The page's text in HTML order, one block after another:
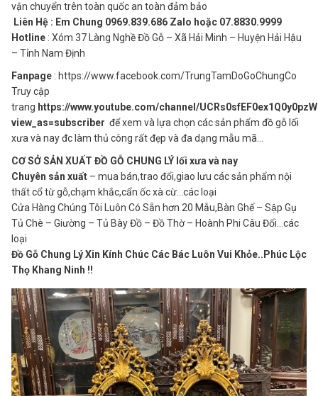
vận chuyển trên toàn quốc an toàn đảm bảo
Liên Hệ : Em Chung 0969.839.686 Zalo hoặc 07.8830.9999
Hotline : Xóm 37 Làng Nghề Đồ Gỗ – Xã Hải Minh – Huyện Hải Hậu
– Tỉnh Nam Định
Fanpage : https://www.facebook.com/TrungTamDoGoChungCo
Truy cập
trang https://www.youtube.com/channel/
view_as=subscriber để xem và lựa chọn các sản phẩm đồ gỗ lối
xưa và nay đc làm thủ công rất đẹp và đa dạng mẫu mã…
CƠ SỞ SẢN XUẤT ĐỒ GỖ CHUNG LÝ lối xưa và nay
Chuyên sản xuất – mua bán,trao đổi,giao lưu các sản phẩm nội
thất cổ từ gỗ,chạm khắc,cẩn ốc xà cừ…các loại
Cửa Hàng Chúng Tôi Luôn Có Sẵn hơn 20 Mẫu,Bàn Ghế – Sập Gụ
Tủ Chè – Giường – Tủ Bày Đồ – Đồ Thờ – Hoành Phi Câu Đối…các
loại
Đồ Gỗ Chung Lý Xin Kính Chúc Các Bác Luôn Vui Khỏe..Phúc Lộc
Thọ Khang Ninh !!